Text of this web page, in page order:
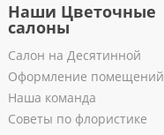
Наши Цветочные
салоны
Салон на Десятинной
Оформление помещений
Наша команда
Советы по флористике